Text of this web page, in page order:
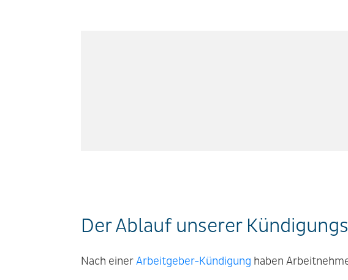
Der Ablauf unserer
Nach einerArbeitgeber-Kündigung haben